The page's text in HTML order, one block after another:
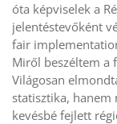
óta képviselek a
jelentéstevőként
fair
Miről beszéltem a
Világosan
statisztika, hanem
kevésbé fejlett